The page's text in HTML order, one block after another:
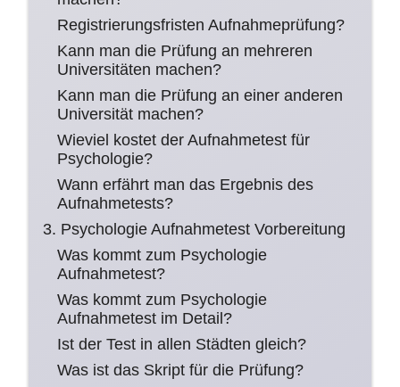
Registrierungsfristen Aufnahmeprüfung?
Kann man die Prüfung an mehreren
Universitäten machen?
Kann man die Prüfung an einer anderen
Universität machen?
Wieviel kostet der Aufnahmetest für
Psychologie?
Wann erfährt man das Ergebnis des
Aufnahmetests?
3. Psychologie Aufnahmetest Vorbereitung
Was kommt zum Psychologie
Aufnahmetest?
Was kommt zum Psychologie
Aufnahmetest im Detail?
Ist der Test in allen Städten gleich?
Was ist das Skript für die Prüfung?